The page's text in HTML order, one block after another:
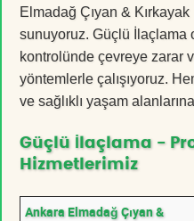
Elmadağ Çıyan &
sunuyoruz. Güçlü İlaçlama
kontrolünde çevreye zarar
yöntemlerle çalışıyoruz.
ve sağlıklı yaşam
Güçlü İlaçlama -
Hizmetlerimiz
Ankara Elmadağ Çıyan &